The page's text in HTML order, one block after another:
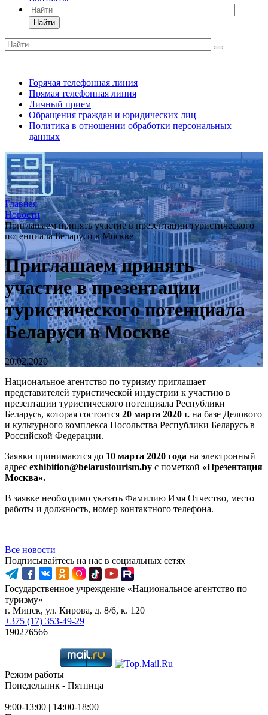
Найти
Горячая телефонная линия
Прямая телефонная линия
Личный прием
Обращения граждан и юридических лиц
Политика в отношении обработки персональных
данных
Главная
Новости
Приглашаем принять участие в презентации туристического
потенциала Беларуси в Москве
Приглашаем принять
участие в презентации
туристического потенциала
Беларуси в Москве
20.02.2020
Национальное агентство по туризму приглашает
представителей туристической индустрии к участию в
презентации туристического потенциала Республики
Беларусь, которая состоится 20 марта 2020 г. на базе Делового
и культурного комплекса Посольства Республики Беларусь в
Российской Федерации.
Заявки принимаются до 10 марта 2020 года на электронный
адрес exhibition@belarustourism.by с пометкой «Презентация
Москва».
В заявке необходимо указать Фамилию Имя Отчество, место
работы и должность, номер контактного телефона.
Все новости
Подписывайтесь на нас в социальных сетях
Государственное учреждение «Национальное агентство по
туризму»
г. Минск, ул. Кирова, д. 8/6, к. 120
+375 (17) 353-49-29
190276566
Режим работы
Понедельник - Пятница
9:00-13:00 | 14:00-18:00